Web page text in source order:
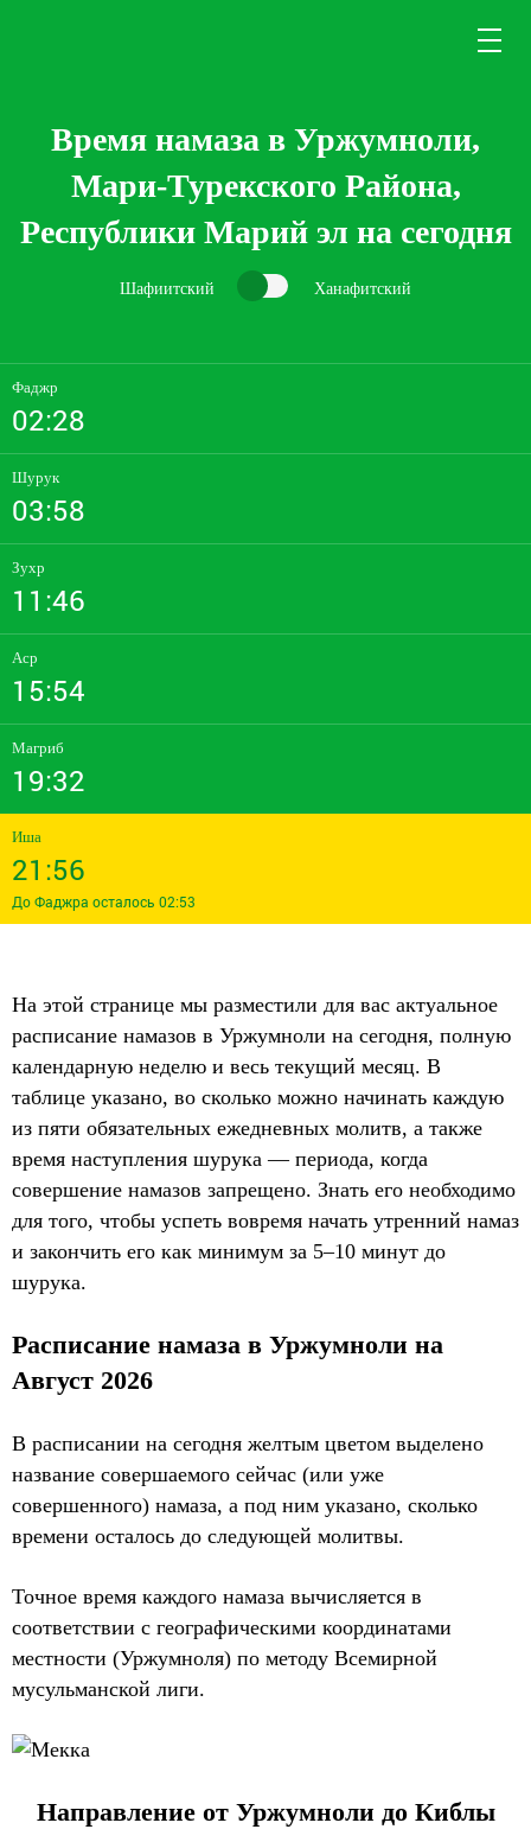
Время намаза в Уржумноли,
Мари-Турекского Района,
Республики Марий эл на сегодня
Шафиитский Ханафитский
Фаджр
02:28
Шурук
03:58
Зухр
11:46
Аср
15:54
Магриб
19:32
Иша
21:56
До Фаджра осталось 02:53
На этой странице мы разместили для вас актуальное
расписание намазов в Уржумноли на сегодня, полную
календарную неделю и весь текущий месяц. В
таблице указано, во сколько можно начинать каждую
из пяти обязательных ежедневных молитв, а также
время наступления шурука — периода, когда
совершение намазов запрещено. Знать его необходимо
для того, чтобы успеть вовремя начать утренний намаз
и закончить его как минимум за 5–10 минут до
шурука.
Расписание намаза в Уржумноли на
Август 2026
В расписании на сегодня желтым цветом выделено
название совершаемого сейчас (или уже
совершенного) намаза, а под ним указано, сколько
времени осталось до следующей молитвы.
Точное время каждого намаза вычисляется в
соответствии с географическими координатами
местности (Уржумноля) по методу Всемирной
мусульманской лиги.
Направление от Уржумноли до Киблы